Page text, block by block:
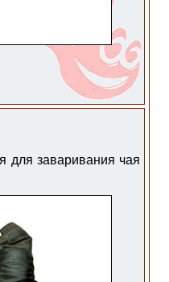
для заваривания чая